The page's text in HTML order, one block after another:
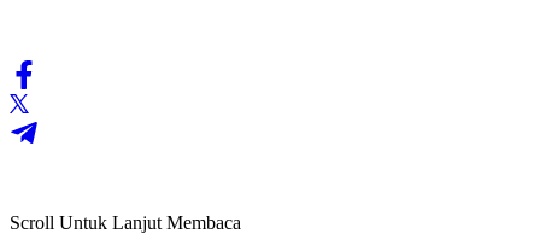
Scroll Untuk Lanjut Membaca